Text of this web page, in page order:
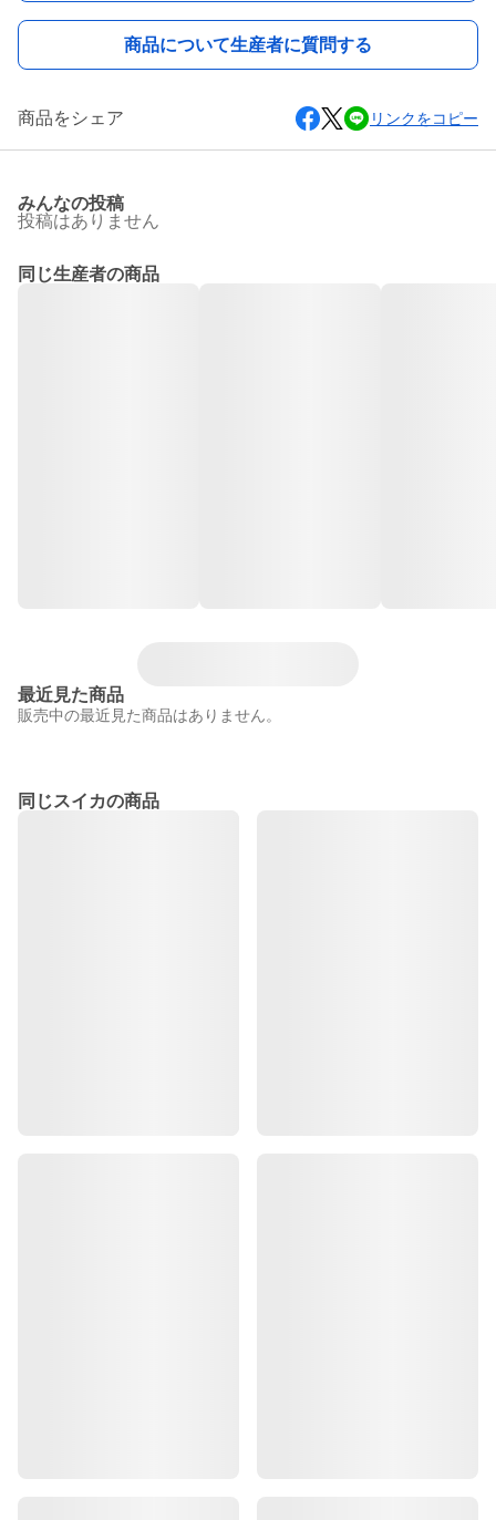
商品について生産者に質問する
商品をシェア リンクをコピー
みんなの投稿
投稿はありません
同じ生産者の商品
最近見た商品
販売中の最近見た商品はありません。
同じスイカの商品